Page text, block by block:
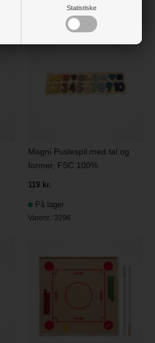
Statistiske
5639
Magni Puslespil med tal og
former, FSC 100%
119 kr.
På lager
Varenr.: 3296